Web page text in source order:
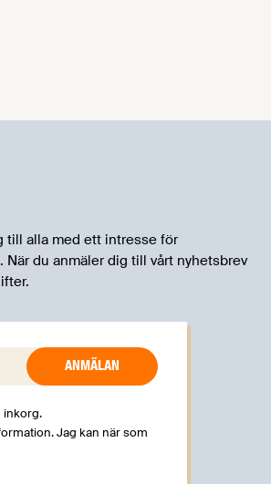
till alla med ett intresse för
du anmäler dig till vårt nyhetsbrev
inkorg.
Jag kan när som